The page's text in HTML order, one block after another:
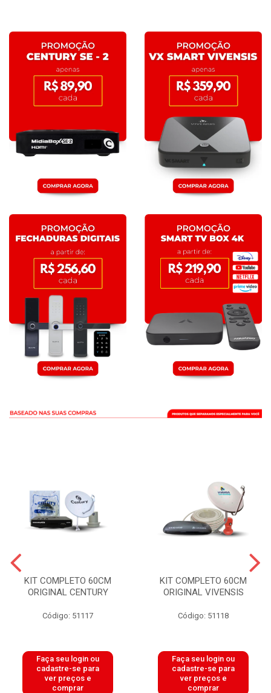
KIT COMPLETO 60CM
ORIGINAL CENTURY
Código: 51117
Faça seu login ou
cadastre-se para
ver preços e
comprar
KIT COMPLETO 60CM
ORIGINAL VIVENSIS
Código: 51118
Faça seu login ou
cadastre-se para
ver preços e
comprar